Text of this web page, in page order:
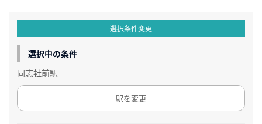
選択条件変更
選択中の条件
同志社前駅
駅を変更